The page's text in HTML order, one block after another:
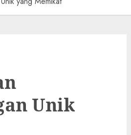
Unik